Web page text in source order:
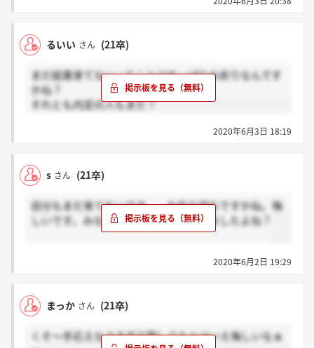
るいい さん (21卒)
まだ結果来てないってことはやっぱりお祈りなんです
かね？
それとも内定の人もまだ？
2020年6月3日 18:19
s さん (21卒)
自分もまだ来てないです、、お祈り待ちですかね。悔
しいです。みなさん面接後人事面談しましたよね？
2020年6月2日 19:29
まっか さん (21卒)
くそ～手応えなさすぎて察してたとはいえ悔しいなぁ